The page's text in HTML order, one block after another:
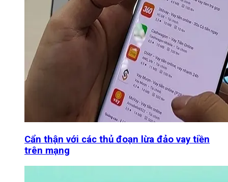
Cẩn thận với các thủ đoạn lừa đảo vay tiền
trên mạng